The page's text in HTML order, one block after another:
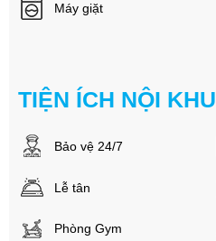
Máy giặt
TIỆN ÍCH NỘI KHU
Bảo vệ 24/7
Lễ tân
Phòng Gym